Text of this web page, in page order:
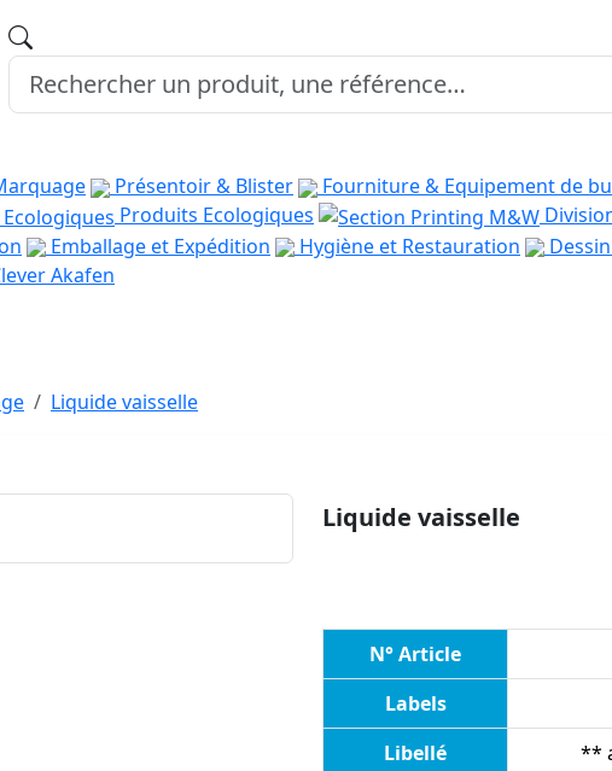
Présentoir & Blister Fourniture & Equipement de
Produits Ecologiques
Emballage et Expédition Hygiène et Restauration
Akafen
Liquide vaisselle
Liquide vaisselle
N° Article
Labels
Libellé
**